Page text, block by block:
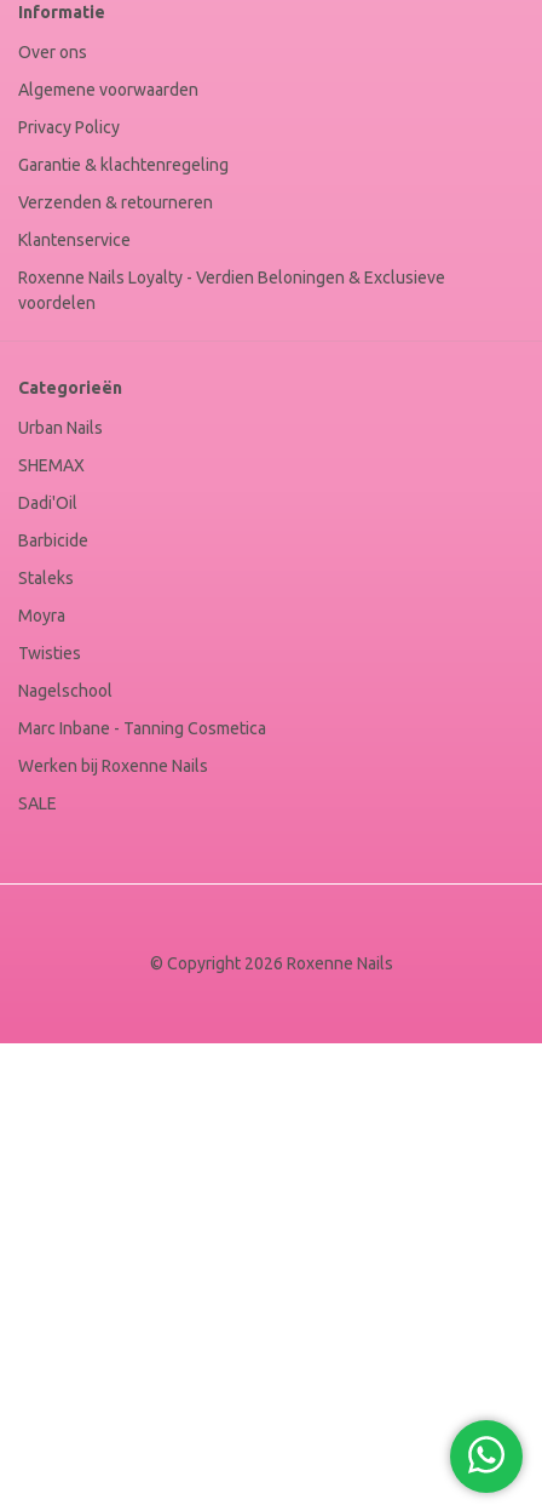
Informatie
Over ons
Algemene voorwaarden
Privacy Policy
Garantie & klachtenregeling
Verzenden & retourneren
Klantenservice
Roxenne Nails Loyalty - Verdien Beloningen & Exclusieve
voordelen
Categorieën
Urban Nails
SHEMAX
Dadi'Oil
Barbicide
Staleks
Moyra
Twisties
Nagelschool
Marc Inbane - Tanning Cosmetica
Werken bij Roxenne Nails
SALE
© Copyright 2026 Roxenne Nails